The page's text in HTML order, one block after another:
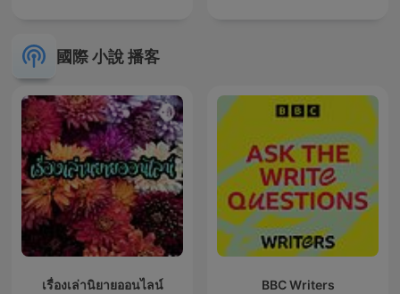
國際 小說 播客
เรื่องเล่านิยายออนไลน์ BBC Writers